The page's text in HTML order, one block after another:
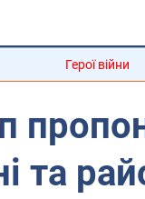
Герої війни
та